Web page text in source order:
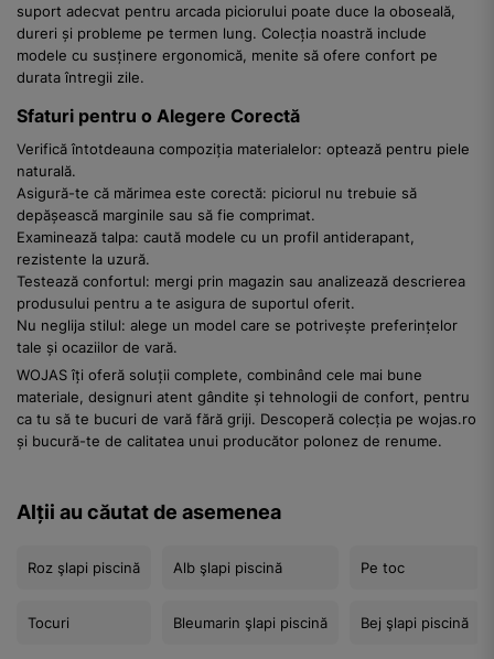
suport adecvat pentru arcada piciorului poate duce la oboseală,
dureri și probleme pe termen lung. Colecția noastră include
modele cu susținere ergonomică, menite să ofere confort pe
durata întregii zile.
Sfaturi pentru o Alegere Corectă
Verifică întotdeauna compoziția materialelor: optează pentru piele
naturală.
Asigură-te că mărimea este corectă: piciorul nu trebuie să
depășească marginile sau să fie comprimat.
Examinează talpa: caută modele cu un profil antiderapant,
rezistente la uzură.
Testează confortul: mergi prin magazin sau analizează descrierea
produsului pentru a te asigura de suportul oferit.
Nu neglija stilul: alege un model care se potrivește preferințelor
tale și ocaziilor de vară.
WOJAS îți oferă soluții complete, combinând cele mai bune
materiale, designuri atent gândite și tehnologii de confort, pentru
ca tu să te bucuri de vară fără griji. Descoperă colecția pe wojas.ro
și bucură-te de calitatea unui producător polonez de renume.
Alții au căutat de asemenea
Roz şlapi piscină
Tocuri
Alb şlapi piscină
Bleumarin şlapi piscină
Pe toc
Bej şlapi piscină